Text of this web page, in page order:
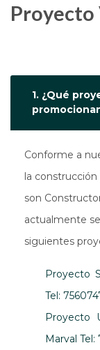
1. ¿Qué
Conforme a
la construcción
son
actualmente
siguientes
Proyecto
Tel:
Proyecto
Marval Tel: